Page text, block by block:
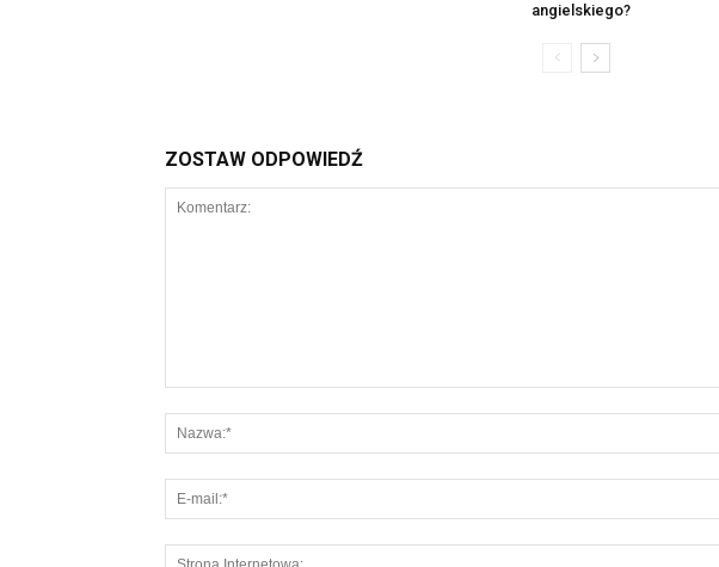
angielskiego?
ZOSTAW ODPOWIEDŹ